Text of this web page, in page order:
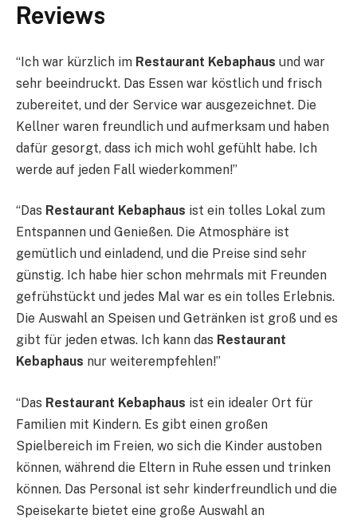
Reviews
“Ich war kürzlich im Restaurant Kebaphaus und war
sehr beeindruckt. Das Essen war köstlich und frisch
zubereitet, und der Service war ausgezeichnet. Die
Kellner waren freundlich und aufmerksam und haben
dafür gesorgt, dass ich mich wohl gefühlt habe. Ich
werde auf jeden Fall wiederkommen!”
“Das Restaurant Kebaphaus ist ein tolles Lokal zum
Entspannen und Genießen. Die Atmosphäre ist
gemütlich und einladend, und die Preise sind sehr
günstig. Ich habe hier schon mehrmals mit Freunden
gefrühstückt und jedes Mal war es ein tolles Erlebnis.
Die Auswahl an Speisen und Getränken ist groß und es
gibt für jeden etwas. Ich kann das Restaurant
Kebaphaus nur weiterempfehlen!”
“Das Restaurant Kebaphaus ist ein idealer Ort für
Familien mit Kindern. Es gibt einen großen
Spielbereich im Freien, wo sich die Kinder austoben
können, während die Eltern in Ruhe essen und trinken
können. Das Personal ist sehr kinderfreundlich und die
Speisekarte bietet eine große Auswahl an